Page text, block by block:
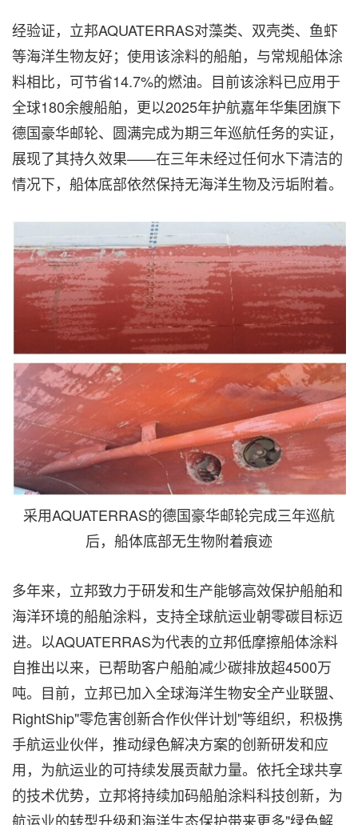
经验证，立邦AQUATERRAS对藻类、双壳类、鱼虾
等海洋生物友好；使用该涂料的船舶，与常规船体涂
料相比，可节省14.7%的燃油。目前该涂料已应用于
全球180余艘船舶，更以2025年护航嘉年华集团旗下
德国豪华邮轮、圆满完成为期三年巡航任务的实证，
展现了其持久效果——在三年未经过任何水下清洁的
情况下，船体底部依然保持无海洋生物及污垢附着。
采用AQUATERRAS的德国豪华邮轮完成三年巡航
后，船体底部无生物附着痕迹
多年来，立邦致力于研发和生产能够高效保护船舶和
海洋环境的船舶涂料，支持全球航运业朝零碳目标迈
进。以AQUATERRAS为代表的立邦低摩擦船体涂料
自推出以来，已帮助客户船舶减少碳排放超4500万
吨。目前，立邦已加入全球海洋生物安全产业联盟、
RightShip"零危害创新合作伙伴计划"等组织，积极携
手航运业伙伴，推动绿色解决方案的创新研发和应
用，为航运业的可持续发展贡献力量。依托全球共享
的技术优势，立邦将持续加码船舶涂料科技创新，为
航运业的转型升级和海洋生态保护带来更多"绿色解